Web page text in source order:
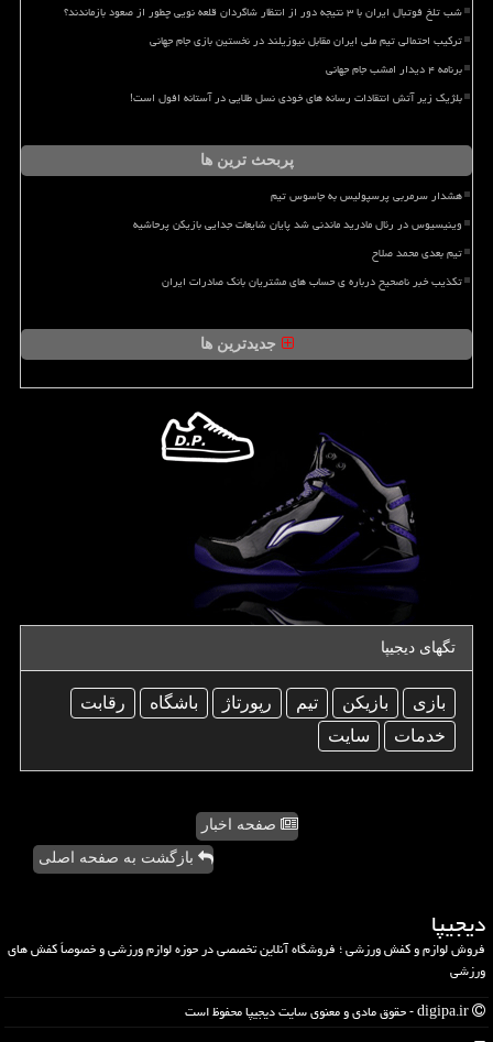
شب تلخ فوتبال ایران با ۳ نتیجه دور از انتظار شاگردان قلعه نویی چطور از صعود بازماندند؟
ترکیب احتمالی تیم ملی ایران مقابل نیوزیلند در نخستین بازی جام جهانی
برنامه ۴ دیدار امشب جام جهانی
بلژیک زیر آتش انتقادات رسانه های خودی نسل طلایی در آستانه افول است!
پربحث ترین ها
هشدار سرمربی پرسپولیس به جاسوس تیم
وینیسیوس در رئال مادرید ماندنی شد پایان شایعات جدایی بازیکن پرحاشیه
تیم بعدی محمد صلاح
تکذیب خبر ناصحیح درباره ی حساب های مشتریان بانک صادرات ایران
جدیدترین ها
تگهای دیجیپا
بازی بازیكن تیم رپورتاژ باشگاه
رقابت
خدمات
سایت
صفحه اخبار
بازگشت به صفحه اصلی
دیجیپا
فروش لوازم و کفش ورزشی ؛ فروشگاه آنلاین تخصصی در حوزه لوازم ورزشی و خصوصاً کفش های
ورزشی